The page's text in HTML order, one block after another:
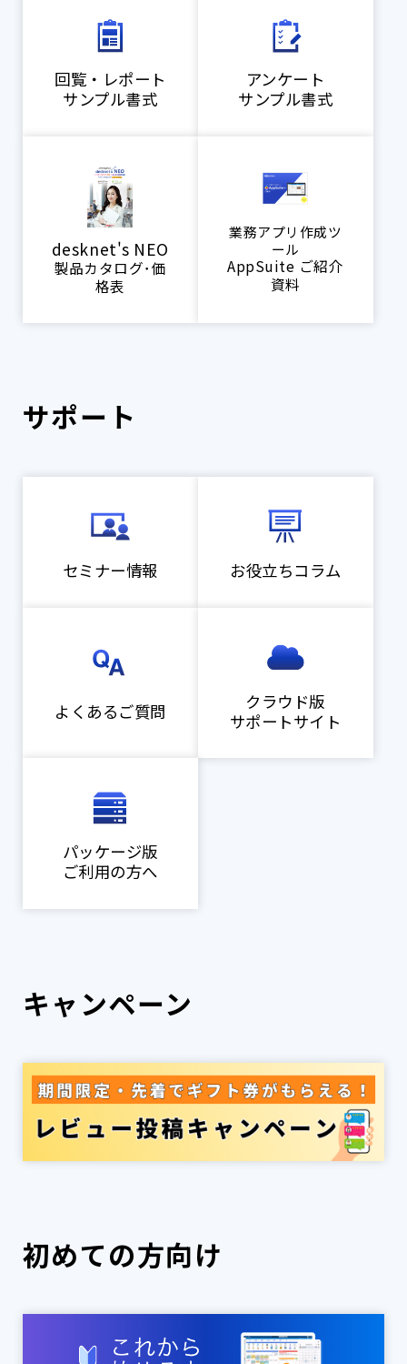
回覧・レポート
サンプル書式
アンケート
サンプル書式
desknet's NEO
製品カタログ･価
格表
業務アプリ作成ツ
ール
AppSuite ご紹介
資料
サポート
セミナー情報 お役立ちコラム
よくあるご質問
クラウド版
サポートサイト
パッケージ版
ご利用の方へ
キャンペーン
初めての方向け